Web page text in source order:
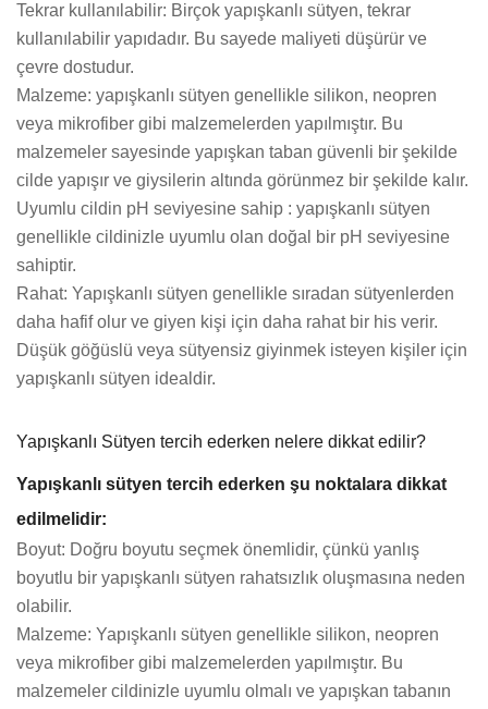
Tekrar kullanılabilir: Birçok yapışkanlı sütyen, tekrar
kullanılabilir yapıdadır. Bu sayede maliyeti düşürür ve
çevre dostudur.
Malzeme: yapışkanlı sütyen genellikle silikon, neopren
veya mikrofiber gibi malzemelerden yapılmıştır. Bu
malzemeler sayesinde yapışkan taban güvenli bir şekilde
cilde yapışır ve giysilerin altında görünmez bir şekilde kalır.
Uyumlu cildin pH seviyesine sahip : yapışkanlı sütyen
genellikle cildinizle uyumlu olan doğal bir pH seviyesine
sahiptir.
Rahat: Yapışkanlı sütyen genellikle sıradan sütyenlerden
daha hafif olur ve giyen kişi için daha rahat bir his verir.
Düşük göğüslü veya sütyensiz giyinmek isteyen kişiler için
yapışkanlı sütyen idealdir.
Yapışkanlı Sütyen tercih ederken nelere dikkat edilir?
Yapışkanlı sütyen tercih ederken şu noktalara dikkat
edilmelidir:
Boyut: Doğru boyutu seçmek önemlidir, çünkü yanlış
boyutlu bir yapışkanlı sütyen rahatsızlık oluşmasına neden
olabilir.
Malzeme: Yapışkanlı sütyen genellikle silikon, neopren
veya mikrofiber gibi malzemelerden yapılmıştır. Bu
malzemeler cildinizle uyumlu olmalı ve yapışkan tabanın